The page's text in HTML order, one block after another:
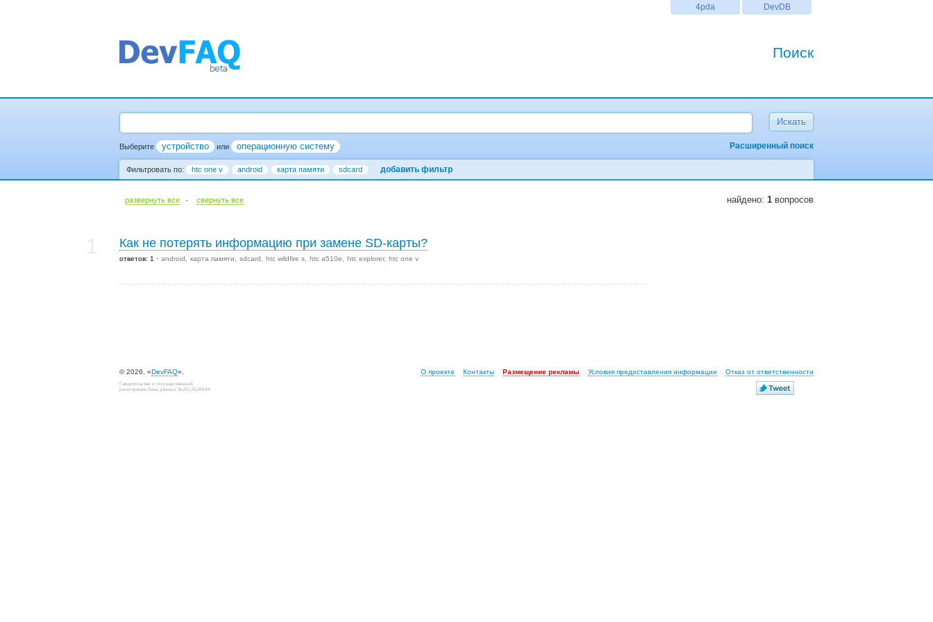
DevDB
4pda
Поиск
Выберите устройство Расширенный поиск
или операционную систему
Фильтровать по: htc one v android карта памяти sdcard добавить фильтр
развернуть все · cвернуть все найдено: 1 вопросов
Как не потерять информацию при замене SD-карты?
ответов: 1 android карта памяти sdcard htc wildfire s htc a510e htc explorer htc one v
© 2026, «DevFAQ». О проекте Контакты Размещение рекламы Условия предоставления информации Отказ от ответственности
Свидетельство о государственной
регистрации базы данных №2012620649.